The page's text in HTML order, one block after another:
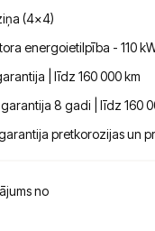
(4x4)
energoietilpība - 110
| līdz 160 000 km
8 gadi | līdz 160
pretkorozijas un pret­rūsas pārklājumiem
no